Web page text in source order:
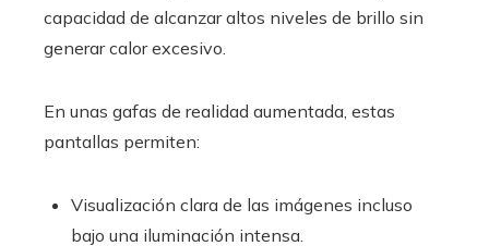
capacidad de alcanzar altos niveles de brillo sin
generar calor excesivo.
En unas gafas de realidad aumentada, estas
pantallas permiten:
Visualización clara de las imágenes incluso
bajo una iluminación intensa.